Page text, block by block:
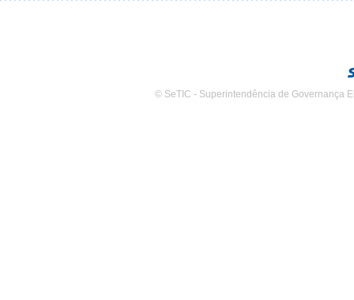
© SeTIC - Superintendência de Governança